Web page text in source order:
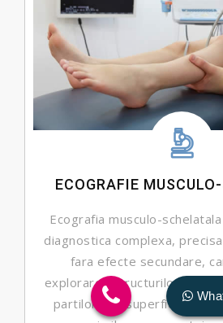
ECOGRAFIE
Ecografia musculo-
diagnostica complexa,
fara efecte secundare,
explorarea structurilor
partilor moi superficiale,